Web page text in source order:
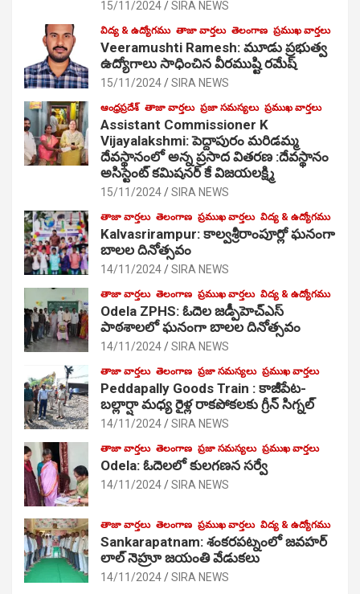
15/11/2024 SIRA NEWS
విద్య & ఉద్యోగము తాజా వార్తలు తెలంగాణ ప్రముఖ వార్తలు
Veeramushti Ramesh: మూడు ప్రభుత్వ
ఉద్యోగాలు సాధించిన వీరముష్టి రమేష్
15/11/2024 SIRA NEWS
ఆంధ్రప్రదేశ్ తాజా వార్తలు ప్రజా సమస్యలు ప్రముఖ వార్తలు
Assistant Commissioner K
Vijayalakshmi: పెద్దాపురం మరిడమ్మ
దేవస్థానంలో అన్న ప్రసాద వితరణ :దేవస్థానం
అసిస్టెంట్ కమిషనర్ కే విజయలక్ష్మి
15/11/2024 SIRA NEWS
తాజా వార్తలు తెలంగాణ ప్రముఖ వార్తలు విద్య & ఉద్యోగము
Kalvasrirampur: కాల్వశ్రీరాంపూర్లో ఘనంగా
బాలల దినోత్సవం
14/11/2024 SIRA NEWS
తాజా వార్తలు తెలంగాణ ప్రముఖ వార్తలు విద్య & ఉద్యోగము
Odela ZPHS: ఓదెల జ‌డ్పీహెచ్ఎస్
పాఠ‌శాల‌లో ఘనంగా బాలల దినోత్సవం
14/11/2024 SIRA NEWS
తాజా వార్తలు తెలంగాణ ప్రజా సమస్యలు ప్రముఖ వార్తలు
Peddapally Goods Train : కాజీపేట-
బల్లార్షా మధ్య రైళ్ల రాకపోకలకు గ్రీన్ సిగ్నల్
14/11/2024 SIRA NEWS
తాజా వార్తలు తెలంగాణ ప్రజా సమస్యలు ప్రముఖ వార్తలు
Odela: ఓదెలలో కులగణన సర్వే
14/11/2024 SIRA NEWS
తాజా వార్తలు తెలంగాణ ప్రముఖ వార్తలు విద్య & ఉద్యోగము
Sankarapatnam: శంకరపట్నంలో జవహర్
లాల్ నెహ్రూ జయంతి వేడుకలు
14/11/2024 SIRA NEWS